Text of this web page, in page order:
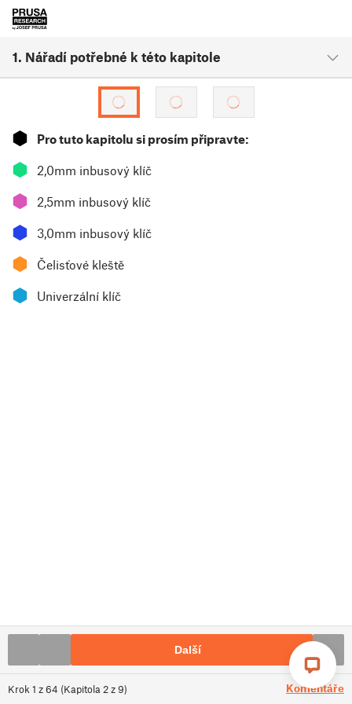
1. Nářadí potřebné k této kapitole
Krok 1 z64 (Kapitola 2z9) Komentáře
⬢ Pro tuto kapitolu si prosím připravte:
⬢ 2,0mm inbusový klíč
⬢ 2,5mm inbusový klíč
⬢ 3,0mm inbusový klíč
⬢ Čelisťové kleště
⬢ Univerzální klíč
Další